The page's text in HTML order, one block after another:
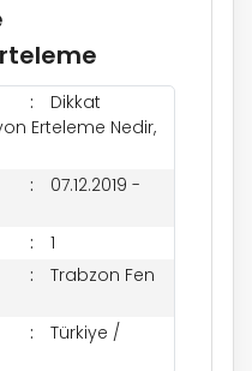
Dikkat
Erteleme Nedir,
07.12.2019 -
1
Trabzon Fen
Türkiye /